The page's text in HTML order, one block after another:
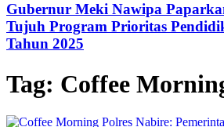
Gubernur Meki Nawipa
Tujuh Program Prioritas
Tahun 2025
Tag: Coffee